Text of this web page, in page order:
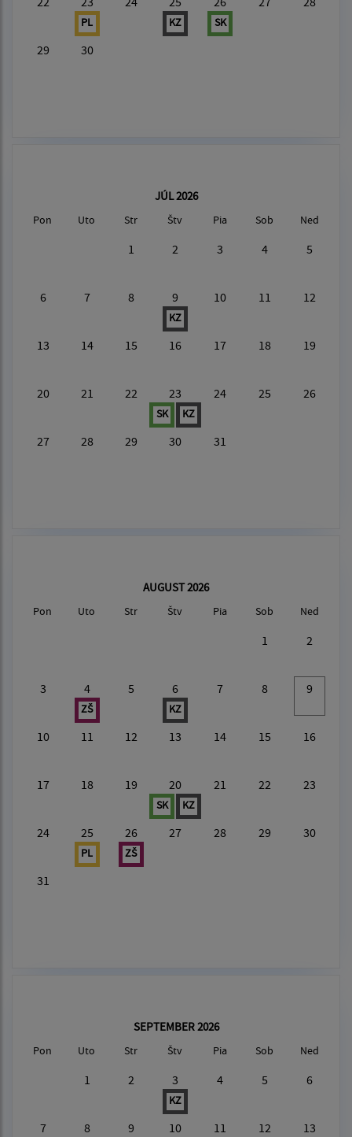
PL KZ SK
29 30
JÚL 2026
Pon Uto Str Štv Pia Sob Ned
1 2 3 4 5
6 7 8 9
KZ
10 11 12
13 14 15 16 17 18 19
20 21 22 23
SK KZ
24 25 26
27 28 29 30 31
AUGUST 2026
Pon Uto Str Štv Pia Sob Ned
1 2
3 4
ZŠ
5 6
KZ
7 8 9
10 11 12 13 14 15 16
17 18 19 20
SK KZ
21 22 23
24 25
PL
26
ZŠ
27 28 29 30
31
SEPTEMBER 2026
Pon Uto Str Štv Pia Sob Ned
1 2 3
KZ
4 5 6
7 8 9 10 11 12 13